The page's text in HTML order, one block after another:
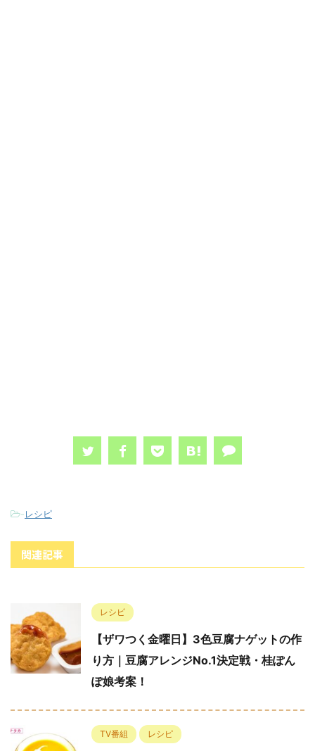
-レシピ
関連記事
レシピ
【ザワつく金曜日】3色豆腐ナゲットの作
り方｜豆腐アレンジNo.1決定戦・桂ぽん
ぽ娘考案！
TV番組 レシピ